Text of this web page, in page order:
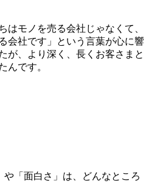
はモノを売る会社じゃなくて、
会社です」という言葉が心に響
が、より深く、長くお客さまと
んです。
「面白さ」は、どんなところ